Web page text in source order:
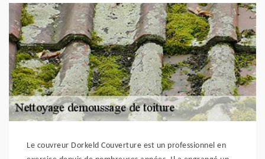
Le couvreur Dorkeld Couverture est un professionnel en